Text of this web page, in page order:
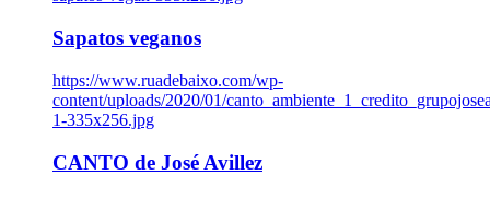
Sapatos veganos
https://www.ruadebaixo.com/wp-
content/uploads/2020/01/
1-335x256.jpg
CANTO de José Avillez